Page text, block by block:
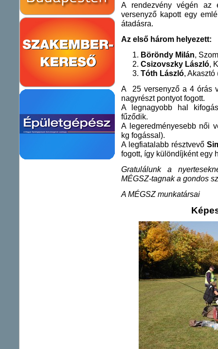
A rendezvény végén az
versenyző kapott egy
átadásra.
Az első három helyezett:
Böröndy Milán,
Csizovszky László,
Tóth László, Akasztó
A 25 versenyző a 4 órás
nagyrészt pontyot fogott.
A legnagyobb hal
fűződik.
A legeredményesebb női
kg fogással).
A legfiatalabb résztvevő
fogott, így különdíjként egy
Gratulálunk a
MÉGSZ-tagnak a gondos
A MÉGSZ munkatársai